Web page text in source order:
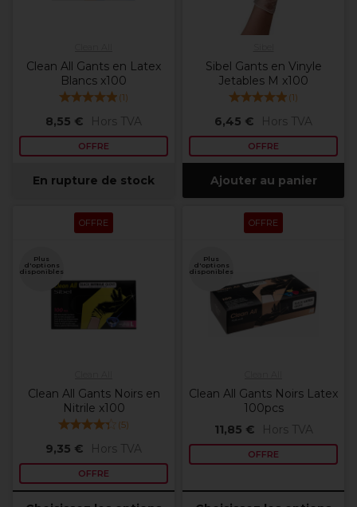
Clean All Gants en Latex
Blancs x100
(1)
8,55 € Hors TVA
OFFRE
En rupture de stock
Sibel Gants en Vinyle
Jetables M x100
(1)
6,45 € Hors TVA
OFFRE
Ajouter au panier
OFFRE
Plus
d'options
disponibles
Clean All Gants Noirs en
Nitrile x100
(5)
9,35 € Hors TVA
OFFRE
OFFRE
Plus
d'options
disponibles
Clean All Gants Noirs Latex
100pcs
11,85 €
Hors TVA
OFFRE